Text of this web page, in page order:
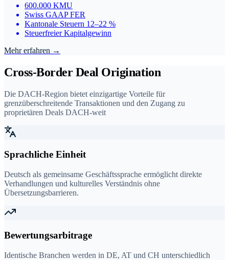
600.000 KMU
Swiss GAAP FER
Kantonale Steuern 12–22 %
Steuerfreier Kapitalgewinn
Mehr erfahren →
Cross-Border Deal Origination
Die DACH-Region bietet einzigartige Vorteile für
grenzüberschreitende Transaktionen und den Zugang zu
proprietären Deals DACH-weit
Sprachliche Einheit
Deutsch als gemeinsame Geschäftssprache ermöglicht direkte
Verhandlungen und kulturelles Verständnis ohne
Übersetzungsbarrieren.
Bewertungsarbitrage
Identische Branchen werden in DE, AT und CH unterschiedlich